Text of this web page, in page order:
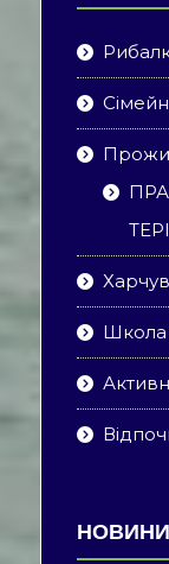
Школа
НОВИНИ